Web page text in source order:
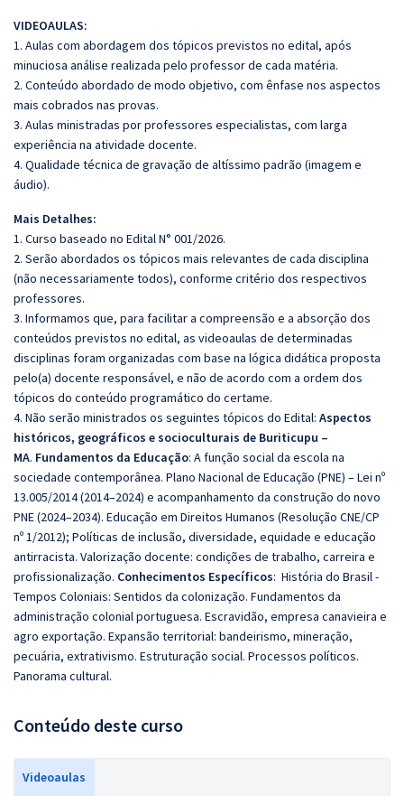
VIDEOAULAS:
1. Aulas com abordagem dos tópicos previstos no edital, após
minuciosa análise realizada pelo professor de cada matéria.
2. Conteúdo abordado de modo objetivo, com ênfase nos aspectos
mais cobrados nas provas.
3. Aulas ministradas por professores especialistas, com larga
experiência na atividade docente.
4. Qualidade técnica de gravação de altíssimo padrão (imagem e
áudio).
Mais Detalhes:
1. Curso baseado no Edital N° 001/2026.
2. Serão abordados os tópicos mais relevantes de cada disciplina
(não necessariamente todos), conforme critério dos respectivos
professores.
3. Informamos que, para facilitar a compreensão e a absorção dos
conteúdos previstos no edital, as videoaulas de determinadas
disciplinas foram organizadas com base na lógica didática proposta
pelo(a) docente responsável, e não de acordo com a ordem dos
tópicos do conteúdo programático do certame.
4. Não serão ministrados os seguintes tópicos do Edital: Aspectos
históricos, geográficos e socioculturais de Buriticupu –
MA. Fundamentos da Educação: A função social da escola na
sociedade contemporânea. Plano Nacional de Educação (PNE) – Lei nº
13.005/2014 (2014–2024) e acompanhamento da construção do novo
PNE (2024–2034). Educação em Direitos Humanos (Resolução CNE/CP
nº 1/2012); Políticas de inclusão, diversidade, equidade e educação
antirracista. Valorização docente: condições de trabalho, carreira e
profissionalização. Conhecimentos Específicos: História do Brasil -
Tempos Coloniais: Sentidos da colonização. Fundamentos da
administração colonial portuguesa. Escravidão, empresa canavieira e
agro exportação. Expansão territorial: bandeirismo, mineração,
pecuária, extrativismo. Estruturação social. Processos políticos.
Panorama cultural.
Conteúdo deste curso
Videoaulas